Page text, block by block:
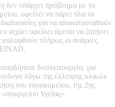
δεν υπάρχει πρόβλημα με το
οφείλει να πάρει όλα τα
για να αποκατασταθούν
ισχύει οφείλει άμεσα να ζητήσει
καλυφθούν πλήρως οι ανάγκες
ΕΙΝΑΠ.
δυσλειτουργία, για
λόγω της έλλειψης υλικών
του νοσοκομείου, της 2ης
Υγείας».